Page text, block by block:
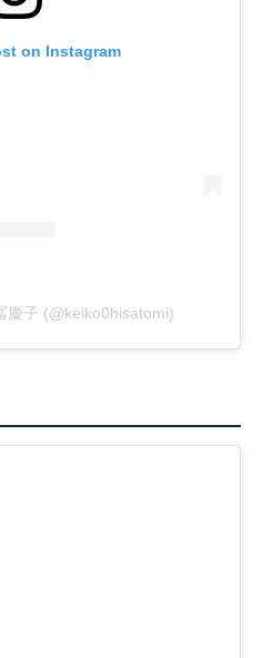
on Instagram
慶子 (@keiko0hisatomi)